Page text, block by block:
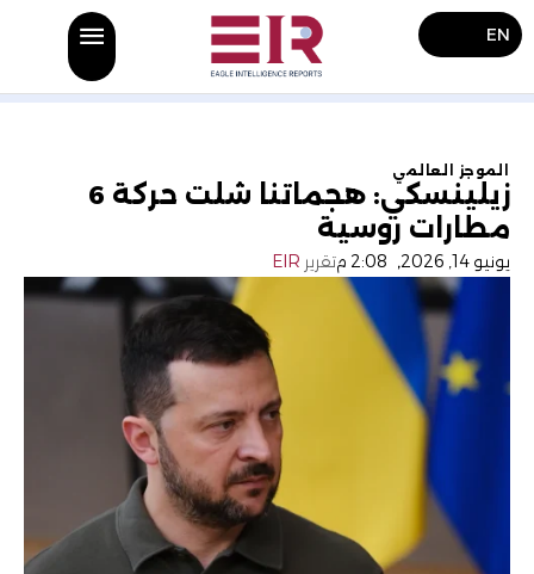
EN
الموجز العالمي
زيلينسكي: هجماتنا شلت حركة 6
مطارات روسية
يونيو 14, 2026 , 2:08 م تقرير EIR